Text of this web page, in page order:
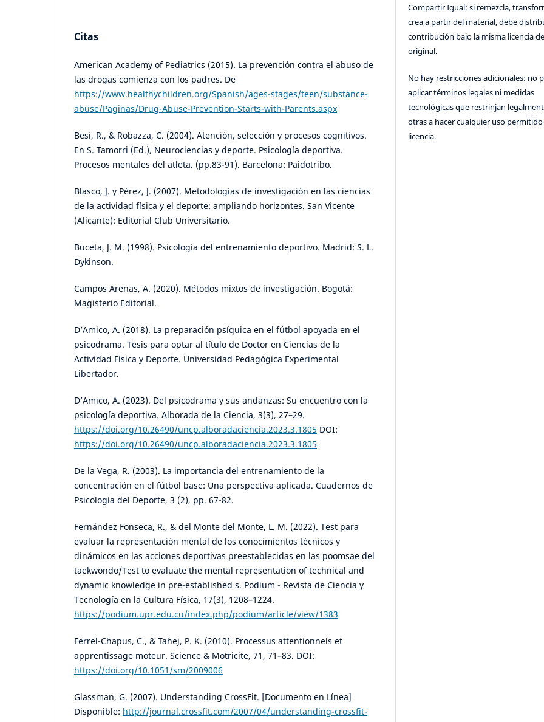
Citas
American Academy of Pediatrics (2015). La prevención contra el abuso de
las drogas comienza con los padres. De
https://www.healthychildren.org/Spanish/ages-stages/teen/substance-
abuse/Paginas/Drug-Abuse-Prevention-Starts-with-Parents.aspx
Besi, R., & Robazza, C. (2004). Atención, selección y procesos cognitivos.
En S. Tamorri (Ed.), Neurociencias y deporte. Psicología deportiva.
Procesos mentales del atleta. (pp.83-91). Barcelona: Paidotribo.
Blasco, J. y Pérez, J. (2007). Metodologías de investigación en las ciencias
de la actividad física y el deporte: ampliando horizontes. San Vicente
(Alicante): Editorial Club Universitario.
Buceta, J. M. (1998). Psicología del entrenamiento deportivo. Madrid: S. L.
Dykinson.
Campos Arenas, A. (2020). Métodos mixtos de investigación. Bogotá:
Magisterio Editorial.
D’Amico, A. (2018). La preparación psíquica en el fútbol apoyada en el
psicodrama. Tesis para optar al título de Doctor en Ciencias de la
Actividad Física y Deporte. Universidad Pedagógica Experimental
Libertador.
D’Amico, A. (2023). Del psicodrama y sus andanzas: Su encuentro con la
psicología deportiva. Alborada de la Ciencia, 3(3), 27–29.
https://doi.org/10.26490/uncp.alboradaciencia.2023.3.1805 DOI:
https://doi.org/10.26490/uncp.alboradaciencia.2023.3.1805
De la Vega, R. (2003). La importancia del entrenamiento de la
concentración en el fútbol base: Una perspectiva aplicada. Cuadernos de
Psicología del Deporte, 3 (2), pp. 67-82.
Fernández Fonseca, R., & del Monte del Monte, L. M. (2022). Test para
evaluar la representación mental de los conocimientos técnicos y
dinámicos en las acciones deportivas preestablecidas en las poomsae del
taekwondo/Test to evaluate the mental representation of technical and
dynamic knowledge in pre-established s. Podium - Revista de Ciencia y
Tecnología en la Cultura Física, 17(3), 1208–1224.
https://podium.upr.edu.cu/index.php/podium/article/view/1383
Ferrel-Chapus, C., & Tahej, P. K. (2010). Processus attentionnels et
apprentissage moteur. Science & Motricite, 71, 71–83. DOI:
https://doi.org/10.1051/sm/2009006
Glassman, G. (2007). Understanding CrossFit. [Documento en Línea]
Disponible: http://journal.crossfit.com/2007/04/understanding-crossfit-
Compartir Igual: si remezcla,
crea a partir del material, debe
contribución bajo la misma licencia
original.
No hay restricciones adicionales: no
aplicar términos legales ni medidas
tecnológicas que restrinjan
otras a hacer cualquier uso
licencia.